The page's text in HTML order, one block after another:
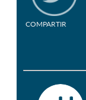
COMPARTIR